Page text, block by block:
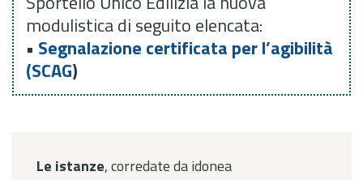
modulistica di seguito elencata:
• Segnalazione certificata per l’agibilità
(SCAG)
Le istanze, corredate da idonea